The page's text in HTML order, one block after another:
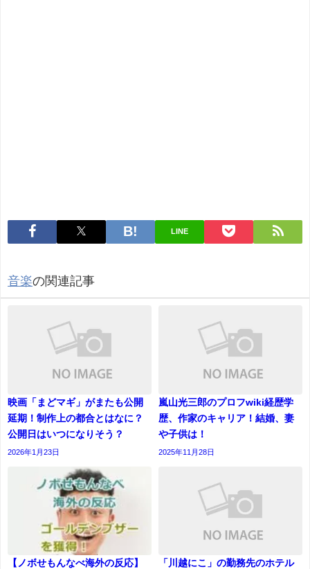
LINE
音楽の関連記事
映画「まどマギ」がまたも公開
延期！制作上の都合とはなに？
公開日はいつになりそう？
2026年1月23日
嵐山光三郎のプロフwiki経歴学
歴、作家のキャリア！結婚、妻
や子供は！
2025年11月28日
【ノボせもんなべ海外の反応】
「川越にこ」の勤務先のホテル